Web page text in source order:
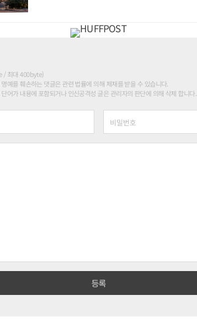
/ 최대 400byte)
예를 훼손하는 댓글은 관련 법률에 의해 제재를 받을 수 있습니다.
어가 내용에 포함되거나 인신공격성 글은 관리자의 판단에 의해 삭제 합니다.